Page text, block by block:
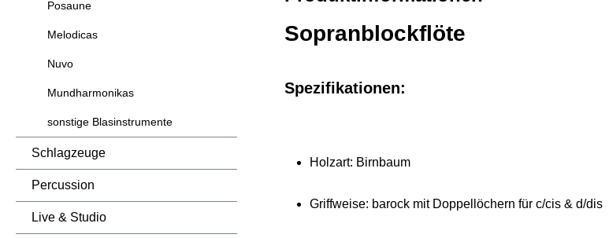
Posaune
Melodicas
Nuvo
Mundharmonikas
sonstige Blasinstrumente
Schlagzeuge
Percussion
Live & Studio
Sopranblockflöte
Spezifikationen:
Holzart: Birnbaum
Griffweise: barock mit Doppellöchern für c/cis & d/dis